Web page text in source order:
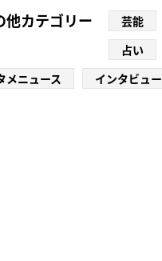
他カテゴリー 芸能
占い
メニュース
インタビュー